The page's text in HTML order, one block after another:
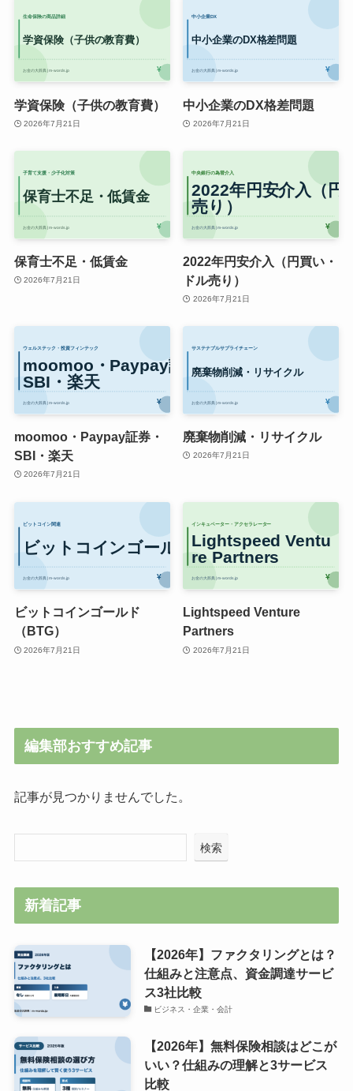
学資保険（子供の教育費）
2026年7月21日
中小企業のDX格差問題
2026年7月21日
保育士不足・低賃金
2026年7月21日
2022年円安介入（円買い・
ドル売り）
2026年7月21日
moomoo・Paypay証券・
SBI・楽天
2026年7月21日
廃棄物削減・リサイクル
2026年7月21日
ビットコインゴールド
（BTG）
2026年7月21日
Lightspeed Venture
Partners
2026年7月21日
編集部おすすめ記事
記事が見つかりませんでした。
検索
新着記事
【2026年】ファクタリングとは？
仕組みと注意点、資金調達サービ
ス3社比較
ビジネス・企業・会計
【2026年】無料保険相談はどこが
いい？仕組みの理解と3サービス
比較